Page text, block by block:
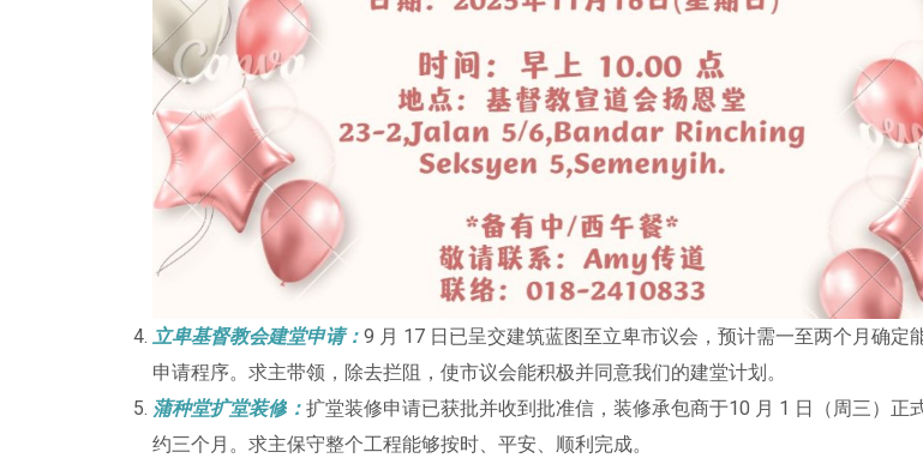
立卑基督教会建堂申请： 9 月 17 日已呈交建筑蓝图至立卑市议会，预计需一至两个月确定
申请程序。求主带领，除去拦阻，使市议会能积极并同意我们的建堂计划。
蒲种堂扩堂装修 ： 扩堂装修申请已获批并收到批准信，装修承包商于10 月 1 日（周三）正
约三个月。求主保守整个工程能够按时、平安、顺利完成。